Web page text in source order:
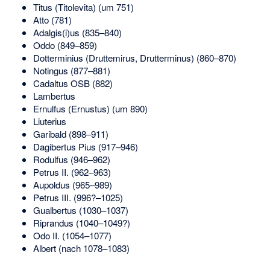
Titus (Titolevita) (um 751)
Atto (781)
Adalgis(i)us (835–840)
Oddo (849–859)
Dotterminius (Druttemirus, Drutterminus) (860–870)
Notingus (877–881)
Cadaltus OSB (882)
Lambertus
Ernulfus (Ernustus) (um 890)
Liuterius
Garibald (898–911)
Dagibertus Pius (917–946)
Rodulfus (946–962)
Petrus II. (962–963)
Aupoldus (965–989)
Petrus III. (996?–1025)
Gualbertus (1030–1037)
Riprandus (1040–1049?)
Odo II. (1054–1077)
Albert (nach 1078–1083)